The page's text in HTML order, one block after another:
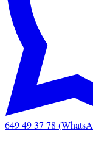
649 49 37 78